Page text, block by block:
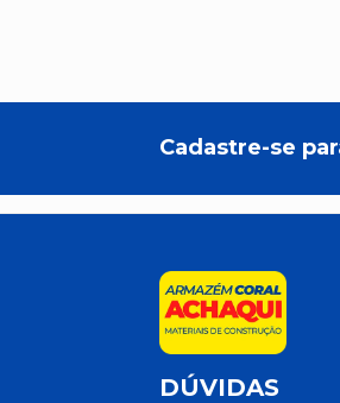
Cadastre-se
DÚVIDAS